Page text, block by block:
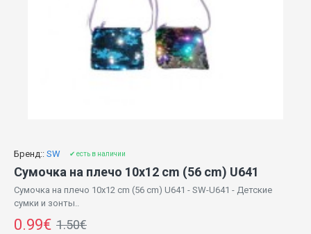
Бренд:: SW ✔ есть в наличии
Сумочка на плечо 10x12 cm (56 cm) U641
Сумочка на плечо 10x12 cm (56 cm) U641 - SW-U641 - Детские
сумки и зонты..
0.99€ 1.50€